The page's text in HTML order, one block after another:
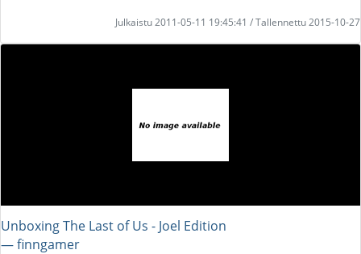
Julkaistu 2011-05-11 19:45:41 / Tallennettu 2015-10-27
Unboxing The Last of Us - Joel Edition
― finngamer